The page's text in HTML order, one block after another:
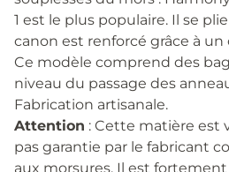
1 est le plus populaire. Il se
canon est renforcé grâce à un
Ce modèle comprend des
niveau du passage des
Fabrication artisanale.
Attention : Cette matière est
pas garantie par le fabricant
aux morsures. Il est